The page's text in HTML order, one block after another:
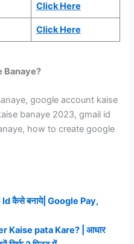
Click Here
Click Here
Banaye?
google account kaise
banaye 2023, gmail id
how to create google
कैसे बनाये| Google Pay,
Kaise pata Kare? | आधार